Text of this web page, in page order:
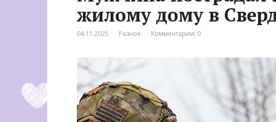
жилому дому в
04.11.2025 Разное Комментарии: 0